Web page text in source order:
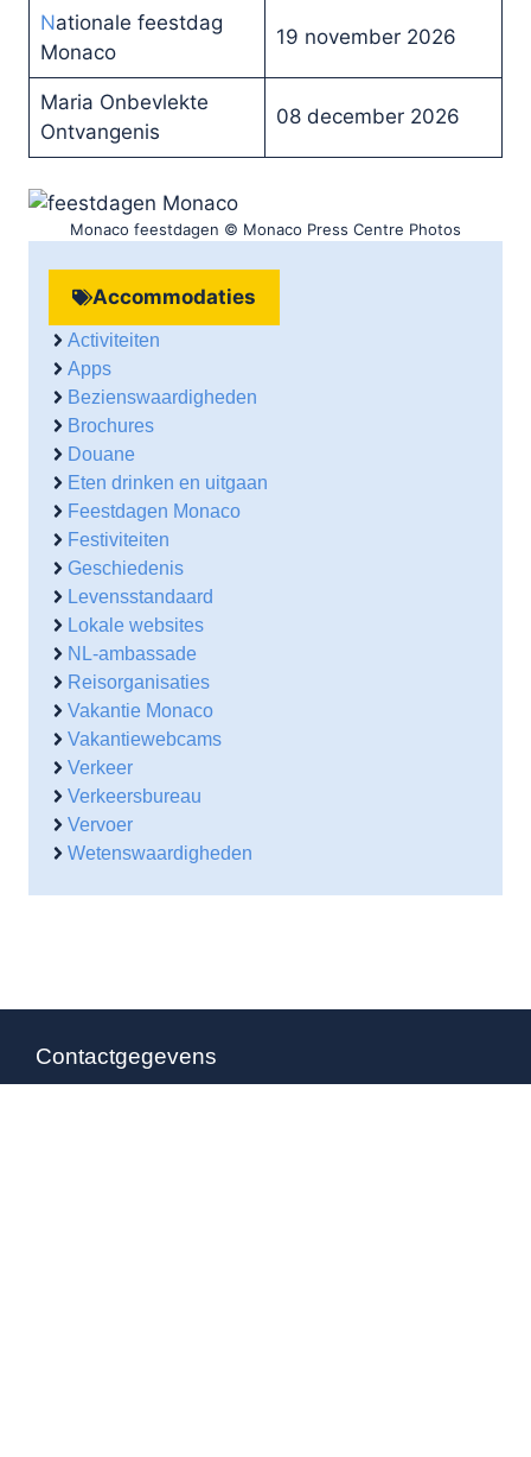
Nationale feestdag
Monaco
19 november 2026
Maria Onbevlekte
Ontvangenis
08 december 2026
Monaco feestdagen © Monaco Press Centre Photos
Accommodaties
Activiteiten
Apps
Bezienswaardigheden
Brochures
Douane
Eten drinken en uitgaan
Feestdagen Monaco
Festiviteiten
Geschiedenis
Levensstandaard
Lokale websites
NL-ambassade
Reisorganisaties
Vakantie Monaco
Vakantiewebcams
Verkeer
Verkeersbureau
Vervoer
Wetenswaardigheden
Contactgegevens